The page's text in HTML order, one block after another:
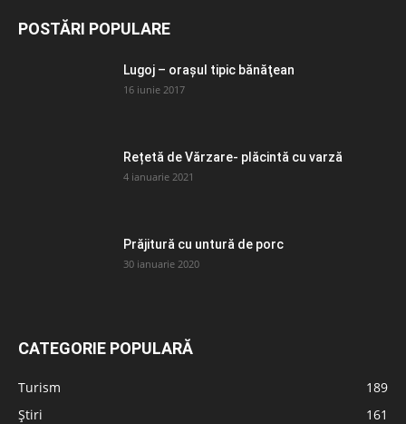
POSTĂRI POPULARE
Lugoj – orașul tipic bănăţean
16 iunie 2017
Rețetă de Vărzare- plăcintă cu varză
4 ianuarie 2021
Prăjitură cu untură de porc
30 ianuarie 2020
CATEGORIE POPULARĂ
Turism
189
Știri
161